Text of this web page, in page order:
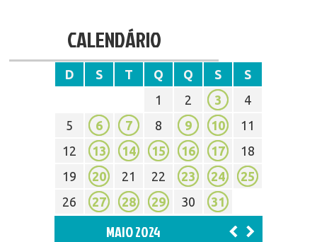
CALENDÁRIO
D S T Q Q S
S
1
2 3
4
5
6 7 8 9 10
11
12
13 14 15 16 17
18
19
20 21 22 23 24
25
26
27 28 29 30 31
MAIO 2024